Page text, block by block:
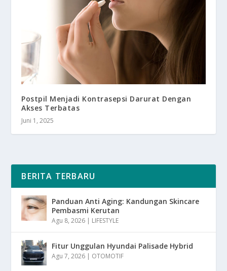
Postpil Menjadi Kontrasepsi Darurat Dengan
Akses Terbatas
Juni 1, 2025
BERITA TERBARU
Panduan Anti Aging: Kandungan Skincare
Pembasmi Kerutan
Agu 8, 2026 | LIFESTYLE
Fitur Unggulan Hyundai Palisade Hybrid
Agu 7, 2026 | OTOMOTIF